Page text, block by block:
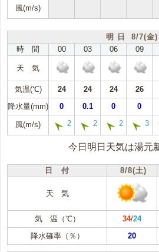
風(m/s)
明 日 8/7(金)
時 間
00 03 06 09
天 気
気温(℃) 24 24 24 26
降水量(mm)
0 0.1 0 0
風(m/s) 2 2 2 3
今日明日天気は湯元
日 付 8/8(土)
天 気
気 温（℃） 34/24
降水確率（％）
20